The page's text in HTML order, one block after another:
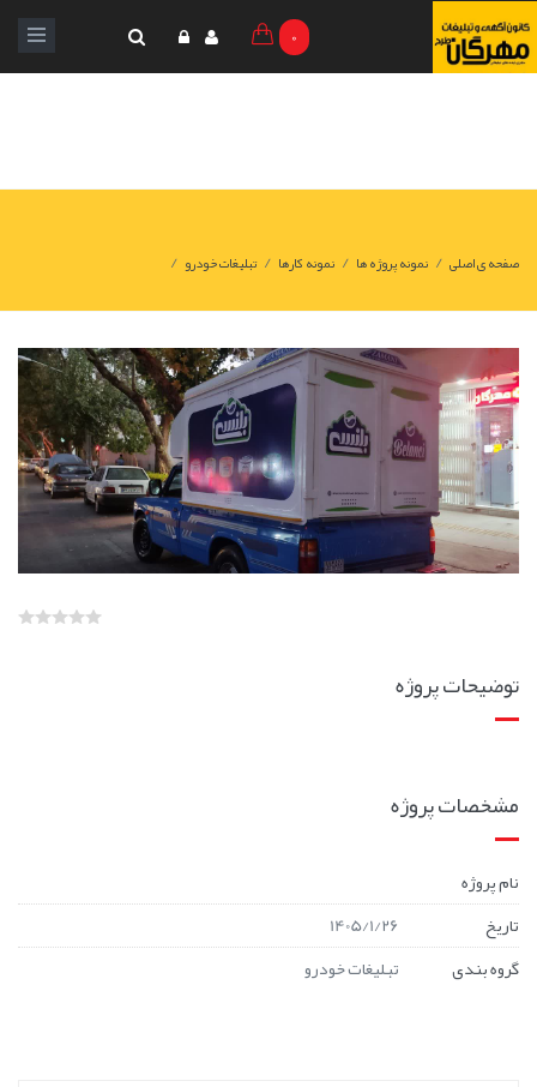
0
صفحه ی اصلی / نمونه پروژه ها / نمونه کارها /تبلیغات خودرو /
توضیحات پروژه
مشخصات پروژه
نام پروژه
تاریخ
1405/1/26
گروه بندی
تبلیغات خودرو